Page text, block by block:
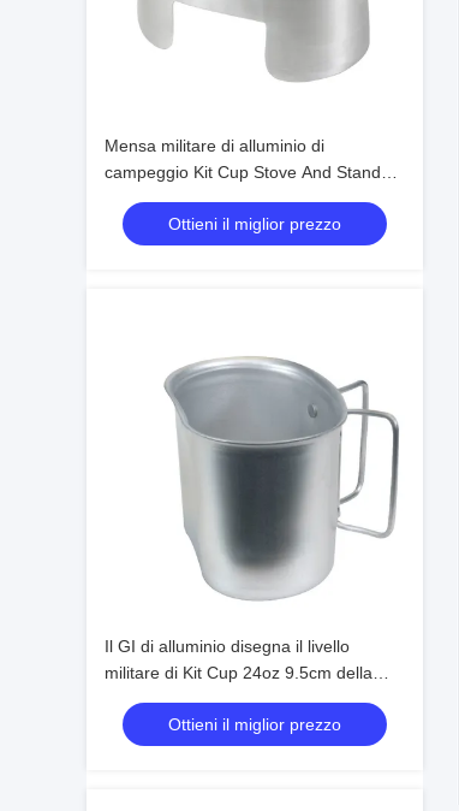
Mensa militare di alluminio di
campeggio Kit Cup Stove And Stand
dell'OEM
Ottieni il miglior prezzo
Il GI di alluminio disegna il livello
militare di Kit Cup 24oz 9.5cm della
mensa
Ottieni il miglior prezzo